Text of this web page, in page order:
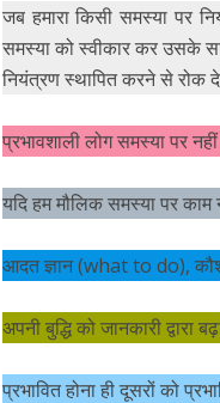
जब हमारा किसी समस्या पर
समस्या को स्वीकार कर उसके
नियंत्रण स्थापित करने से रोक
प्रभावशाली लोग समस्या पर
यदि हम मौलिक समस्या पर काम
आदत ज्ञान (what to do),
अपनी बुद्धि को जानकारी
प्रभावित होना ही दूसरों को